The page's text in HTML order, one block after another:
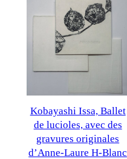
Kobayashi Issa, Ballet
de lucioles, avec des
gravures originales
d’Anne-Laure H-Blanc